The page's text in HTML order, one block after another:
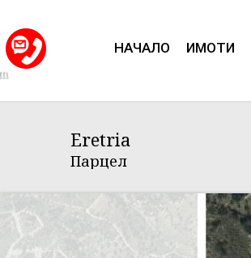
НАЧАЛО ИМОТИ
Eretria
Парцел